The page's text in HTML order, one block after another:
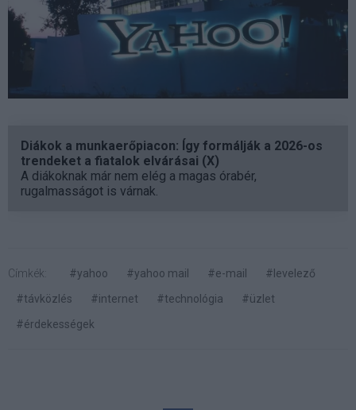
Diákok a munkaerőpiacon: Így formálják a 2026-os
trendeket a fiatalok elvárásai (X)
A diákoknak már nem elég a magas órabér,
rugalmasságot is várnak.
Címkék: #yahoo #yahoo mail #e-mail
#levelező
#távközlés
#internet #technológia
#üzlet
#érdekességek